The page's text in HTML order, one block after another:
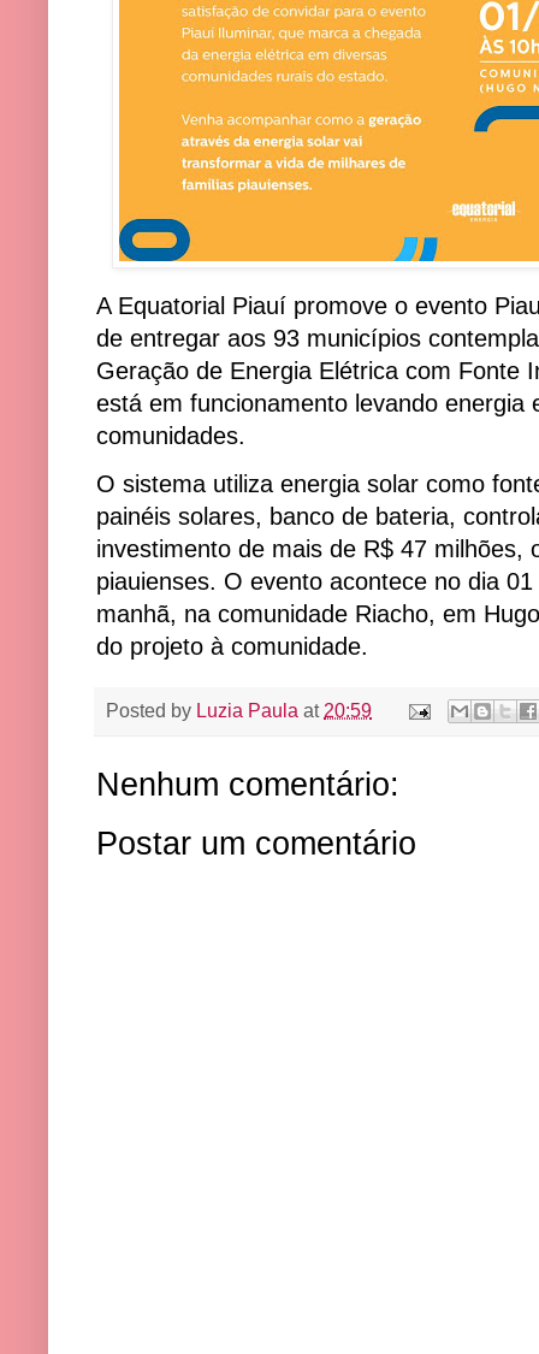
A Equatorial Piauí promove o evento
de entregar aos 93 municípios
Geração de Energia Elétrica com Fonte
está em funcionamento levando energia
comunidades.
O sistema utiliza energia solar como
painéis solares, banco de bateria,
investimento de mais de R$ 47 milhões,
piauienses. O evento acontece no dia
manhã, na comunidade Riacho, em
do projeto à comunidade.
Posted by Luzia Paula at 20:59
Nenhum comentário:
Postar um comentário